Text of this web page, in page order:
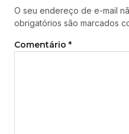
O seu endereço de e-mail
obrigatórios são marcados
Comentário *